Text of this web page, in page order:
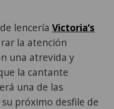
lencería Victoria’s
la atención
una atrevida y
la cantante
una de las
próximo desfile de